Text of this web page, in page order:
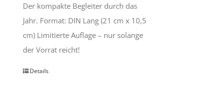
Der kompakte Begleiter durch das
Jahr. Format: DIN Lang (21 cm x 10,5
cm) Limitierte Auflage – nur solange
der Vorrat reicht!
Details